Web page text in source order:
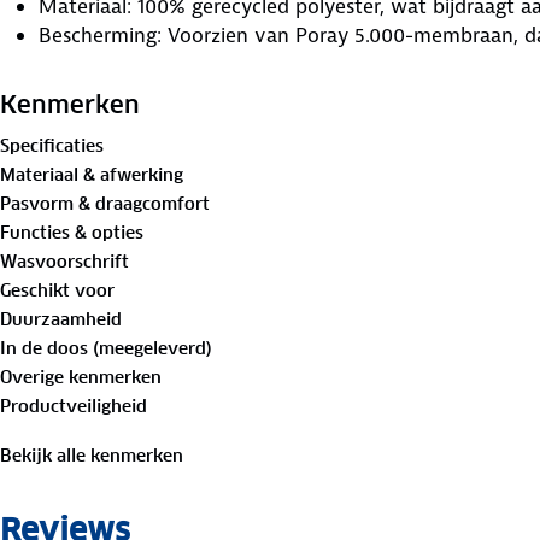
Materiaal: 100% gerecycled polyester, wat bijdraagt
Bescherming: Voorzien van Poray 5.000-
Constructie: Beschikt over getapete naden en een
bescherming tegen inkomend vocht.
Gebruiksgemak: De jas is uitgevoerd met een
opbergruimte en afsluitbare mouwen bij de polsen.
Zichtbaarheid: Ingebouwde reflecterende details
donkere omstandigheden.
Transport: Het product wordt geleverd met een
meenemen onderweg.
Door de combinatie van waterdichte eigenschappen en
geschikt voor intensief dagelijks gebruik, waarbij
Kenmerken
Specificaties
Materiaal & afwerking
Pasvorm & draagcomfort
Functies & opties
Wasvoorschrift
Geschikt voor
Duurzaamheid
In de doos (meegeleverd)
Overige kenmerken
Productveiligheid
Bekijk alle kenmerken
Reviews